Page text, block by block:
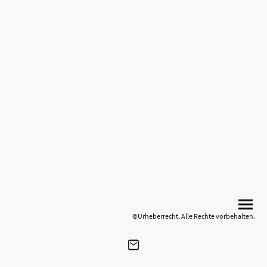
©Urheberrecht. Alle Rechte vorbehalten.